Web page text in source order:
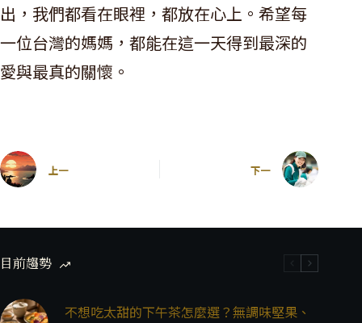
出，我們都看在眼裡，都放在心上。希望每
一位台灣的媽媽，都能在這一天得到最深的
愛與最真的關懷。
上一 下一
目前趨勢
不想吃太甜的下午茶怎麼選？無調味堅果、